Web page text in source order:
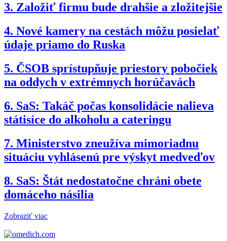
3. Založiť firmu bude drahšie a zložitejšie
4. Nové kamery na cestách môžu posielať
údaje priamo do Ruska
5. ČSOB sprístupňuje priestory pobočiek
na oddych v extrémnych horúčavách
6. SaS: Takáč počas konsolidácie nalieva
státisíce do alkoholu a cateringu
7. Ministerstvo zneužíva mimoriadnu
situáciu vyhlásenú pre výskyt medveďov
8. SaS: Štát nedostatočne chráni obete
domáceho násilia
Zobraziť viac